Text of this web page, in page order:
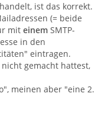
ist das korrekt.
(= beide
mit einem SMTP-
in den
eintragen.
gemacht hattest,
meinen aber "eine 2.